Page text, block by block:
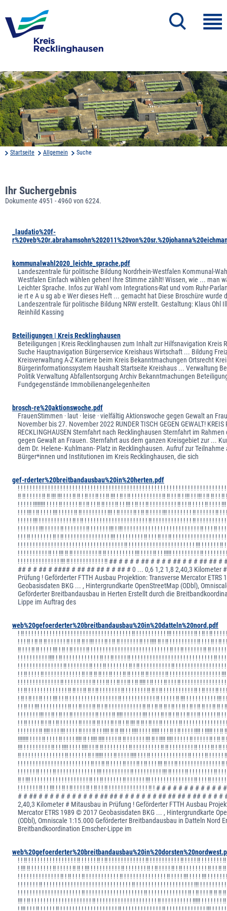
Startseite Allgemein Suche
Ihr Suchergebnis
Dokumente 4951 - 4960 von 6224.
_laudatio%20f-
kommunalwahl2020_leichte_sprache.pdf
Landeszentrale für politische Bildung Nordrhein-Westfalen Kommunal-
Westfalen Einfach wählen gehen! Ihre Stimme zählt! Wissen, wie ... man
Leichter Sprache. Infos zur Wahl vom Integrations-Rat und vom Ruhr-
ie rt e A u sg ab e Wer dieses Heft ... gemacht hat Diese Broschüre wurde
Landeszentrale für politische Bildung NRW erstellt. Gestaltung: Klaus Ohl
Reinhild Kassing
Beteiligungen | Kreis Recklinghausen
Beteiligungen | Kreis Recklinghausen zum Inhalt zur Hilfsnavigation Kreis
Suche Hauptnavigation Bürgerservice Kreishaus Wirtschaft ... Bildung
Kreisverwaltung A-Z Karriere beim Kreis Bekanntmachungen Ortsrecht
Bürgerinformationssystem Haushalt Startseite Kreishaus ... Verwaltung
Politik Verwaltung Abfallentsorgung Archiv Bekanntmachungen
Fundgegenstände Immobilienangelegenheiten
brosch-re%20aktionswoche.pdf
FrauenStimmen · laut · leise · vielfältig Aktionswoche gegen Gewalt an
November bis 27. November 2022 RUNDER TISCH GEGEN GEWALT! KREIS
RECKLINGHAUSEN Sternfahrt nach Recklinghausen Sternfahrt im Rahmen
gegen Gewalt an Frauen. Sternfahrt aus dem ganzen Kreisgebiet zur ...
dem Dr. Helene- Kuhlmann- Platz in Recklinghausen. Aufruf zur Teilnahme
Bürger*innen und Institutionen im Kreis Recklinghausen, die sich
gef-rderter%20breitbandausbau%20in%20herten.pdf
! ! ! ! ! ! ! ! ! ! ! ! ! ! ! ! ! ! ! ! ! ! ! ! ! ! ! ! ! ! ! ! ! ! ! ! ! ! ! ! ! ! ! ! ! ! ! ! ! ! ! ! ! ! ! ! ! ! ! ! ! ! ! ! ! ! ! !
!! !! ! ! ! ! ! !! !! !!! !!! ! ! ! !! !! ! !! ! ! !! ! ! !! !!! ! !! ! !! ! ! ! ! ! ! ! ! ! ! !! !! ! ! !! ! !!! ! ! !!! ! !! !! ! ! !!
! ! ! ! ! !!!!!!!! ! ! ! ! !! ! ! ! ! ! !! ! !! ! ! !! !! ! ! ! !! ! ! !!! ! !! ! ! !! ! ! ! ! ! ! ! ! ! !! ! ! !! ! ! ! ! !! ! ! ! !
! ! ! !!! ! !! ! ! ! ! !!! ! ! ! ! ! !! !! ! ! ! ! ! ! ! ! !!! ! !! ! ! ! ! !! ! !! !! ! ! ! ! !!! ! ! ! ! ! ! ! ! !! ! ! ! ! ! ! !! ! !
! ! ! ! ! !!! ! ! ! ! ! ! ! ! ! ! ! !! ! !! ! ! ! ! ! ! ! ! ! ! ! ! ! ! ! ! ! ! ! ! ! !! ! ! ! ! ! ! ! ! ! ! ! ! ! !! ! ! ! ! ! ! ! ! !
! ! ! ! ! ! ! !!! ! ! ! ! ! !! ! ! ! ! ! ! ! !! ! ! ! ! ! ! !!! ! !!! ! ! ! ! ! ! ! ! ! ! ! ! ! ! ! ! ! ! ! ! ! ! ! ! ! !! ! ! ! !! ! !
! ! ! !! ! ! ! ! ! ! ! !! ! !! ! ! ! ! ! ! ! ! ! ! ! ! ! ! ! !!! ! ! ! ! ! ! ! ! ! !! ! ! ! !! ! ! !! ! ! ! ! ! ! ! ! ! ! ! ! ! ! ! ! !
! ! ! ! ! ! ! ! ! ! ! ! ! ! ! ! ! ! ! ! ! ! ! ! ! ! ! ! ! ! ! ! ! ! ! !! ! ! ! ! ! ! ! ! ! ! ! ! ! ! ! ! ! ! ! ! ! ! !!! ! ! ! ! ! ! !!
! ! ! ! ! ! ! ! ! ! !! ! ! !!! !! !! ! ! ! ! ! ! ! ! !! !! ! ! ! ! ! ! ! ! ! !!! ! ! ! ! !! ! ! !!!!! ! ! ! ! ! ! ! ! ! !! ! ! ! ! ! ! !
! ! ! ! ! ! ! ! ! ! ! ! ! ! !!! !! ! ! ! ! ! ! ! ! ! ! ! !! ## # # # # ## # # # # ## # # # ## ##
## # # ## # #### # ## ## ## # # ## # 0 ... 0,6 1,2 1,8 2,40,3 Kilometer
Prüfung ! Geförderter FTTH Ausbau Projektion: Transverse Mercator ETRS
Geobasisdaten BKG ... , Hintergrundkarte OpenStreetMap (ODbl),
Geförderter Breitbandausbau in Herten Erstellt durch die
Lippe im Auftrag des
web%20gefoerderter%20breitbandausbau%20in%20datteln%20nord.pdf
! !! ! ! ! ! ! ! ! ! ! ! ! ! ! ! ! ! ! ! ! ! ! ! ! ! ! ! ! ! ! ! ! ! ! ! ! !! ! ! ! ! ! ! ! ! ! ! !!! ! ! ! ! ! ! ! !! ! !! ! !! ! ! ! !
! ! ! !! ! !! !! !! ! ! ! ! ! ! !! ! ! !! !! ! !!! ! ! ! !! ! !! !! ! ! ! ! ! ! !! ! ! !!!! !! ! !! ! ! ! ! ! ! ! ! ! !! ! ! ! !! ! !! !
!! ! ! ! !! !! ! ! ! ! !!! ! !! ! !! ! ! ! ! !! ! ! ! ! ! ! ! ! ! ! ! ! ! ! ! ! ! ! ! ! ! ! ! ! ! ! !! ! ! !! ! ! ! ! ! ! !! !! ! ! ! !
! ! ! ! ! ! ! ! ! ! !!!! ! !! ! ! ! ! ! ! ! ! ! ! ! ! !! ! ! !! ! ! ! ! !! ! ! ! ! ! ! ! ! ! ! ! ! ! ! ! ! ! ! ! ! ! ! ! ! ! ! ! !! ! !
! ! ! ! ! ! ! ! ! ! ! ! ! ! ! !! ! ! ! ! ! ! ! !! ! ! ! !! ! ! ! ! ! ! ! !! ! !! ! ! ! ! ! ! ! ! ! ! !! ! ! ! ! ! ! ! ! ! ! ! ! ! ! ! !
! ! !! ! ! ! ! !! ! ! ! ! ! ! ! ! ! ! ! ! !! ! !! !! !! ! ! !! ! ! ! !! !! ! ! ! !! !! ! ! ! ! ! !! ! ! ! ! ! ! ! ! ! ! ! ! ! ! ! ! !
! ! ! ! ! ! ! ! ! ! ! ! ! ! !! ! ! ! ! ! ! ! ! ! !! ! ! ! !! ! ! !! ! ! !! ! !! !!!! ! !! ! ! ! !! ! ! ! !! ! ! ! ! ! ! ! ! ! ! ! ! ! !
! ! !! ! ! ! ! ! ! ! ! ! ! ! ! ! !! !! ! ! !! !! ! !! ! ! ! ! ! ! ! !! ! ! ! ! ! ! ! !! !! ! !! ! ! ! ! ! ! ! ! ! ! !! ! !! ! ! ! !! ! !
! !! ! !! ! ! !! ! ! ! !!! ! ! !! ! ! ! ! ! ! ! ! ! ! ! ! ! ! ! ! !! ! ! ! ! ! ! ! ! ! ! ! !! ! ! ! ! ! !! !!! ! ! ! ! ! ! ! ! ! ! !!! !
! ! !! ! ! !!! ! ! ! ! ! ! ! ! ! !! ! ! !! ! ! ! !! !! ! !! ! ! ! ! ! ! ! ! ! ! ! !! !! ! !! !! !! ! !! ! ! !! ! !! ! !! !! ! ! !! !! !
! ! ! ! ! ! ! !!! ! ! !! ! !! ! ! !! ! ! ! ! ! ! ! !! ! ! ! ! !! !!!! ! ! ! ! ! ! !!! ! ! ! ! !! ! !! ! !! ! ! !! ! ! !! ! ! ! ! ! !! !
! ! !! ! ! ! ! !! ! !! ! !! ! ! ! ! ! ! !! ! ! ! !! !! ! ! ! !! ! !! ! !! !!! !! !! ! !! ! ! !! ! ! ! ! ! !! ! ! ! ! ! ! ! ! ! ! ! ! ! !
! ! ! ! ! ! ! !! !!!! ! ! ! !!! ! ! ! ! !! ! ! ! !! ! ! !!!! !! !! !!! ! ! !!!! ! ! ! ! !!!!! ! ! ! !! ! !! ! ! ! ! !!!! ! !!!!! ! ! !!
!!!!!!! ! ! ! ! !! ! ! ! ! !! ! ! ! ! !!!! !! ! !!!! !!!! ! ! ! ! !! !! ! ! ! ! ! ! !!! !! ! !!!! !!!! ! ! ! ! ! !! ! ! ! ! ! !! ! !! !!
!!! ! ! ! ! ! ! ! ! ! !! ! ! !!!! ! ! ! ! !!!! ! ! !! !! ! ! ! ! ! ! ! ! !! ! ! ! ! ! ! ! ! ! !! !! ! ! ! ! ! ! ! ! !! ! ! ! ! !! ! !! !
!! ! ! ! ! ! ! ! ! ! ! ! ! ! ! !! ! ! ! ! ! ! !! ! !!!!! ! ! ! !! ! ! ! ! !!!! ! ! ! !! ! ! ! ! ! ! ! ! ! ! ! ! !! ! ! ! ! !! ! ! ! ! !
! ! ! ! ! ! ! ! ! ! ! ! ! ! ! ! ! ! ! ! ! ! ! ! !! ! ! !! !! ! ! ! ! !! ! ! ! !! ! !! ! ! ! !!! !! ! ! !! ! ! ! ! ! ! ! ! ! ! ! ! ! ! !!
! ! ! ! ! ! !! ! ! ! ! !! ! ! ! ! ! ! ! ! ! ! ! ! ! !!! ! ! ! ! ! ! ! ! ! !! ! ! ! ! ! ! ! ! ! !!! !! ! ! ! ! !! ! ! ! ! ! ! ! ! !! ! !
!! ! !!! ! ! ! ! ! ! ! ! ! ! ! ! ! ! ! ! ! ! ! !! ! ! !! ! ! ! ! ! ! !! ! ! ! ! ! ! !!! ! ! ! ! ! ! ! ! ! ! ! ! ! ! !! ! ! ! !! ! ! ! !
! ! ! ! ! ! ! !! ! ! !!! ! ! !! ! !! ! ! ! ! !! ! !! ! ! !! ! ! ! ! ! ! ! ! ! ! ! ! ! !! ! # # # # # # # # # # #
# # ## # # # # # # # # # # # ## ## # # # # # # # ## ## ## # ## # # # #
2,40,3 Kilometer # Mitausbau in Prüfung ! Geförderter FTTH Ausbau
Mercator ETRS 1989 © 2017 Geobasisdaten BKG ... , Hintergrundkarte
(ODbl), Omniscale 1:15.000 Geförderter Breitbandausbau in Datteln Nord
Breitbandkoordination Emscher-Lippe im
! ! !! ! ! ! ! ! ! ! ! ! ! ! ! ! ! ! ! !! ! ! ! ! ! !! ! !! ! ! ! ! ! ! ! ! ! ! ! ! !! ! ! ! ! ! ! ! ! ! ! !! ! ! ! ! !! ! ! ! ! ! ! !
! !!! !! ! ! ! ! ! ! ! !! ! ! ! ! ! !! !! ! !!! ! ! ! ! ! ! ! ! ! ! !! ! ! ! ! ! ! ! !! ! !! ! ! ! ! !! ! !! ! ! ! ! ! ! ! ! !! ! ! !!
! ! ! ! ! ! ! ! ! ! ! ! ! ! !! ! !! ! ! ! !! ! ! ! ! ! ! ! ! ! ! ! !! ! ! ! ! ! ! ! ! ! ! ! ! ! ! !! ! ! ! ! !!! ! ! ! ! !!! ! ! ! ! ! !
! ! ! ! ! ! ! !! ! ! ! ! ! ! ! ! ! ! ! ! ! ! ! ! ! ! ! ! ! ! ! ! ! ! ! ! ! !! ! ! ! ! ! ! ! ! ! ! ! ! ! ! ! ! ! ! ! !!! ! ! ! ! ! ! ! !
! ! ! ! ! ! ! ! ! ! ! ! ! ! ! ! ! ! ! ! ! !! ! ! ! ! ! ! ! ! ! ! ! ! ! ! ! ! ! ! ! !! ! ! ! ! ! ! ! ! ! ! ! ! ! !! ! !! ! ! ! !! !! !!
!!! ! !! ! ! ! ! ! ! ! ! ! ! ! ! ! ! ! ! ! ! ! ! !! ! ! ! ! ! ! ! ! ! ! ! ! ! ! ! ! ! ! ! ! !! ! ! ! ! ! ! ! ! ! ! !!!!! ! ! ! ! ! ! !
! !!! ! ! ! !! ! ! ! ! ! !! ! ! ! ! ! ! ! ! ! ! ! ! ! ! ! ! ! ! ! !! ! ! ! ! ! ! ! ! ! ! ! ! ! !! ! ! ! ! ! ! ! ! ! ! ! ! ! !!! ! ! ! !